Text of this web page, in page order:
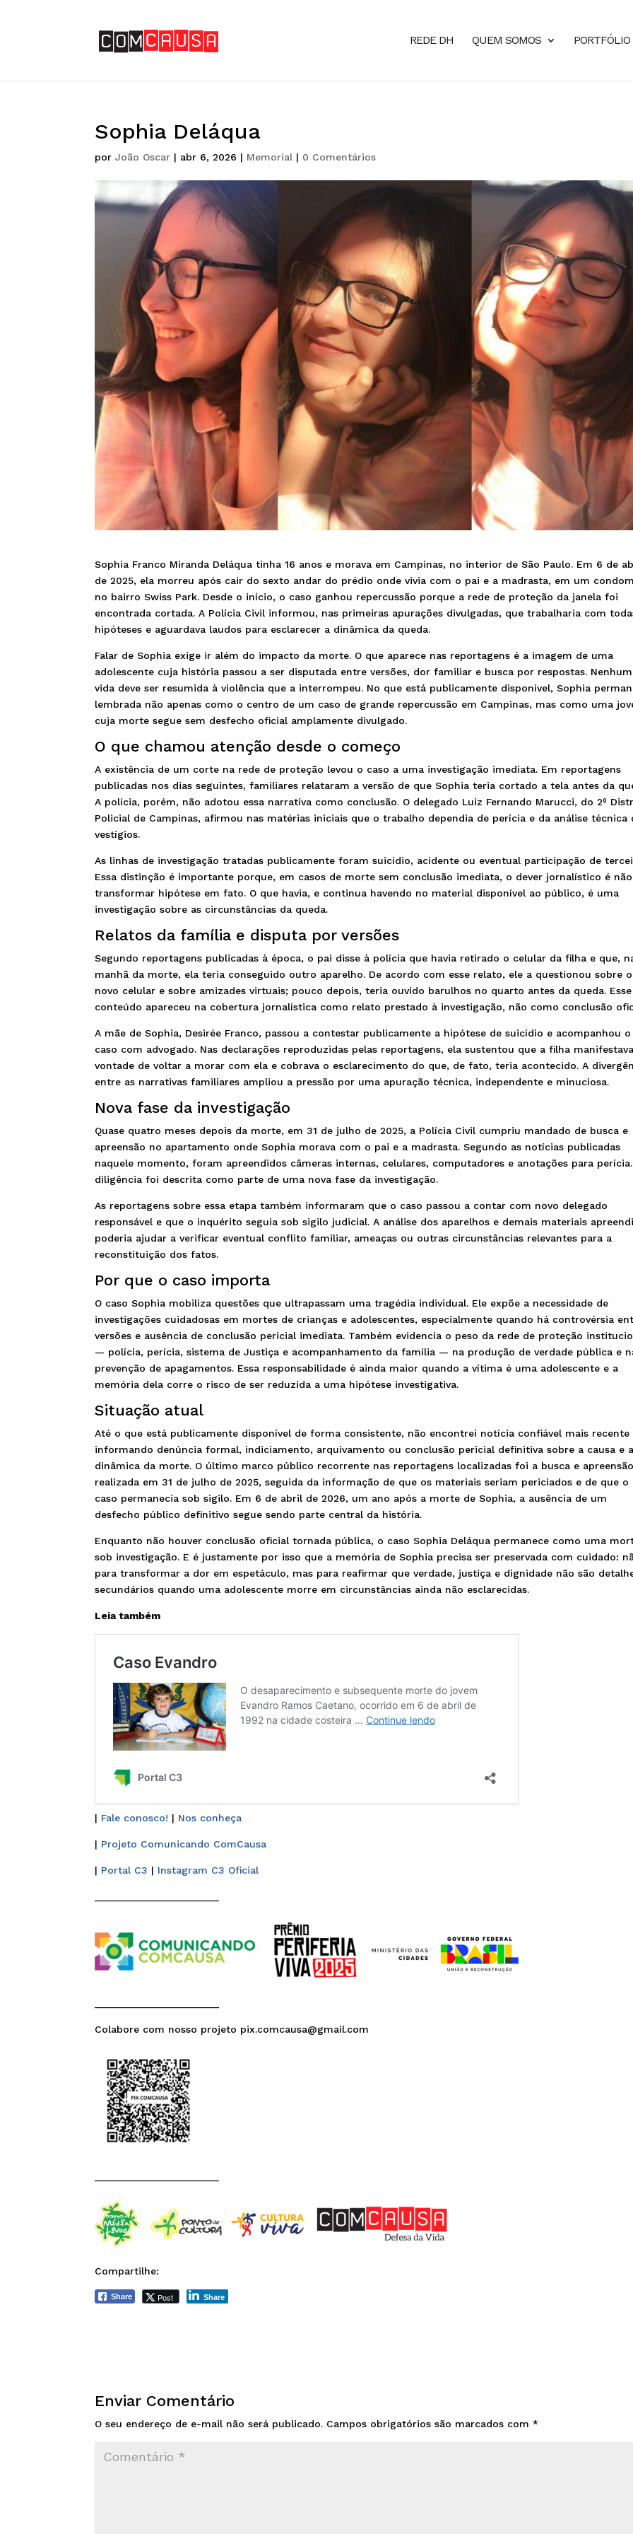
REDE DH QUEM SOMOS PORTFÓLIO
Sophia Deláqua
porJoão Oscar | abr 6, 2026 | Memorial | 0 Comentários
Sophia Franco Miranda Deláqua tinha 16 anos e morava em Campinas, no interior de São Paulo. Em 6 de
de 2025, ela morreu após cair do sexto andar do prédio onde vivia com o pai e a madrasta, em um
no bairro Swiss Park. Desde o início, o caso ganhou repercussão porque a rede de proteção da janela foi
encontrada cortada. A Polícia Civil informou, nas primeiras apurações divulgadas, que trabalharia com
hipóteses e aguardava laudos para esclarecer a dinâmica da queda.
Falar de Sophia exige ir além do impacto da morte. O que aparece nas reportagens é a imagem de uma
adolescente cuja história passou a ser disputada entre versões, dor familiar e busca por respostas.
vida deve ser resumida à violência que a interrompeu. No que está publicamente disponível, Sophia
lembrada não apenas como o centro de um caso de grande repercussão em Campinas, mas como uma
cuja morte segue sem desfecho oficial amplamente divulgado.
O que chamou atenção desde o começo
A existência de um corte na rede de proteção levou o caso a uma investigação imediata. Em reportagens
publicadas nos dias seguintes, familiares relataram a versão de que Sophia teria cortado a tela antes da
A polícia, porém, não adotou essa narrativa como conclusão. O delegado Luiz Fernando Marucci, do 2º
Policial de Campinas, afirmou nas matérias iniciais que o trabalho dependia de perícia e da análise técnica
vestígios.
As linhas de investigação tratadas publicamente foram suicídio, acidente ou eventual participação de
Essa distinção é importante porque, em casos de morte sem conclusão imediata, o dever jornalístico é não
transformar hipótese em fato. O que havia, e continua havendo no material disponível ao público, é uma
investigação sobre as circunstâncias da queda.
Relatos da família e disputa por versões
Segundo reportagens publicadas à época, o pai disse à polícia que havia retirado o celular da filha e que,
manhã da morte, ela teria conseguido outro aparelho. De acordo com esse relato, ele a questionou sobre o
novo celular e sobre amizades virtuais; pouco depois, teria ouvido barulhos no quarto antes da queda. Esse
conteúdo apareceu na cobertura jornalística como relato prestado à investigação, não como conclusão
A mãe de Sophia, Desirée Franco, passou a contestar publicamente a hipótese de suicídio e acompanhou o
caso com advogado. Nas declarações reproduzidas pelas reportagens, ela sustentou que a filha manifestava
vontade de voltar a morar com ela e cobrava o esclarecimento do que, de fato, teria acontecido. A
entre as narrativas familiares ampliou a pressão por uma apuração técnica, independente e minuciosa.
Nova fase da investigação
Quase quatro meses depois da morte, em 31 de julho de 2025, a Polícia Civil cumpriu mandado de busca e
apreensão no apartamento onde Sophia morava com o pai e a madrasta. Segundo as notícias publicadas
naquele momento, foram apreendidos câmeras internas, celulares, computadores e anotações para
diligência foi descrita como parte de uma nova fase da investigação.
As reportagens sobre essa etapa também informaram que o caso passou a contar com novo delegado
responsável e que o inquérito seguia sob sigilo judicial. A análise dos aparelhos e demais materiais
poderia ajudar a verificar eventual conflito familiar, ameaças ou outras circunstâncias relevantes para a
reconstituição dos fatos.
Por que o caso importa
O caso Sophia mobiliza questões que ultrapassam uma tragédia individual. Ele expõe a necessidade de
investigações cuidadosas em mortes de crianças e adolescentes, especialmente quando há controvérsia
versões e ausência de conclusão pericial imediata. Também evidencia o peso da rede de proteção
— polícia, perícia, sistema de Justiça e acompanhamento da família — na produção de verdade pública e
prevenção de apagamentos. Essa responsabilidade é ainda maior quando a vítima é uma adolescente e a
memória dela corre o risco de ser reduzida a uma hipótese investigativa.
Situação atual
Até o que está publicamente disponível de forma consistente, não encontrei notícia confiável mais recente
informando denúncia formal, indiciamento, arquivamento ou conclusão pericial definitiva sobre a causa e a
dinâmica da morte. O último marco público recorrente nas reportagens localizadas foi a busca e apreensão
realizada em 31 de julho de 2025, seguida da informação de que os materiais seriam periciados e de que o
caso permanecia sob sigilo. Em 6 de abril de 2026, um ano após a morte de Sophia, a ausência de um
desfecho público definitivo segue sendo parte central da história.
Enquanto não houver conclusão oficial tornada pública, o caso Sophia Deláqua permanece como uma
sob investigação. E é justamente por isso que a memória de Sophia precisa ser preservada com cuidado:
para transformar a dor em espetáculo, mas para reafirmar que verdade, justiça e dignidade não são
secundários quando uma adolescente morre em circunstâncias ainda não esclarecidas.
Leia também
| Fale conosco! | Nos conheça
| Projeto Comunicando ComCausa
| Portal C3 | Instagram C3 Oficial
Colabore com nosso projeto pix.comcausa@gmail.com
Compartilhe:
Share Post Share
Enviar Comentário
O seu endereço de e-mail não será publicado. Campos obrigatórios são marcados com*